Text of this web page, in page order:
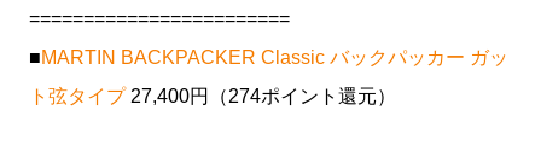
========================
■MARTIN BACKPACKER Classic バックパッカー ガッ
ト弦タイプ27,400円（274ポイント還元）